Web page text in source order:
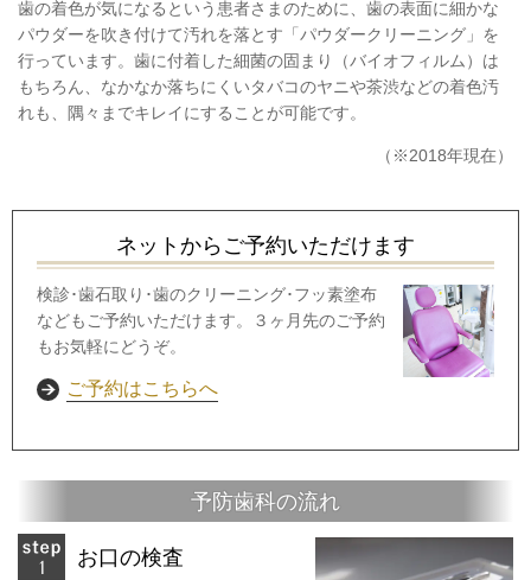
歯の着色が気になるという患者さまのために、歯の表面に細かな
パウダーを吹き付けて汚れを落とす「パウダークリーニング」を
行っています。歯に付着した細菌の固まり（バイオフィルム）は
もちろん、なかなか落ちにくいタバコのヤニや茶渋などの着色汚
れも、隅々までキレイにすることが可能です。
（※2018年現在）
ネットからご予約いただけます
検診･歯石取り･歯のクリーニング･フッ素塗布
などもご予約いただけます。３ヶ月先のご予約
もお気軽にどうぞ。
ご予約はこちらへ
予防歯科の流れ
お口の検査